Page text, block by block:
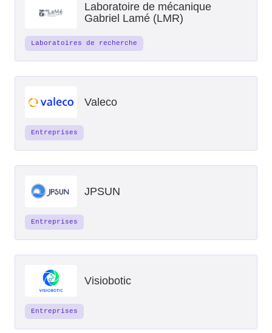
Laboratoire de mécanique
Gabriel Lamé (LMR)
Laboratoires de recherche
Valeco
Entreprises
JPSUN
Entreprises
Visiobotic
Entreprises